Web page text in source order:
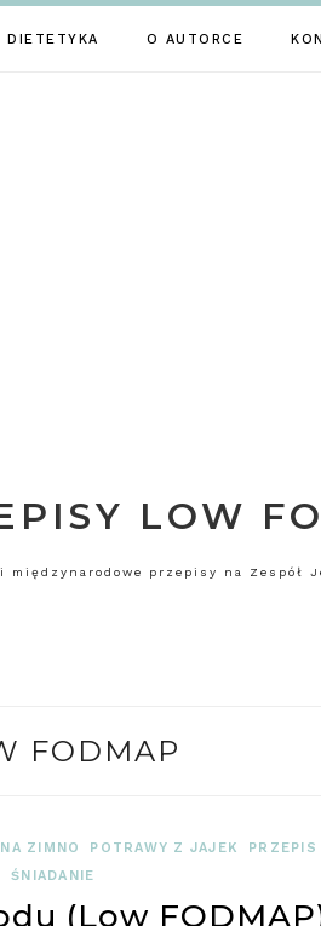
DIETETYKA O AUTORCE
LOW
przepisy na Zespół
FODMAP
ZIMNO POTRAWY Z JAJEK
ŚNIADANIE
(Low